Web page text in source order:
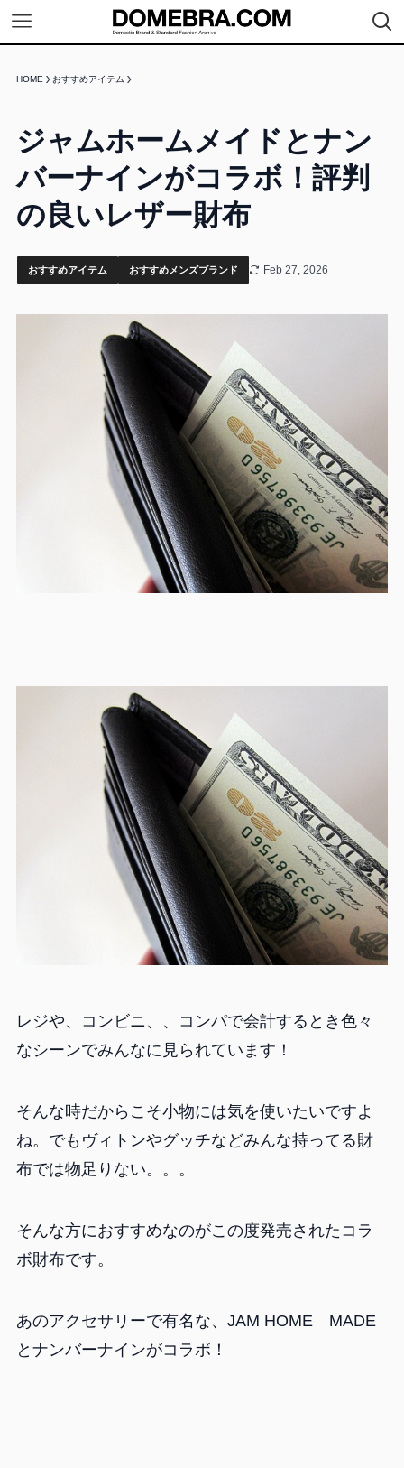
HOME おすすめアイテム
ジャムホームメイドとナン
バーナインがコラボ！評判
の良いレザー財布
おすすめアイテム おすすめメンズブランド Feb 27, 2026
レジや、コンビニ、、コンパで会計するとき色々
なシーンでみんなに見られています！
そんな時だからこそ小物には気を使いたいですよ
ね。でもヴィトンやグッチなどみんな持ってる財
布では物足りない。。。
そんな方におすすめなのがこの度発売されたコラ
ボ財布です。
あのアクセサリーで有名な、JAM HOME MADE
とナンバーナインがコラボ！